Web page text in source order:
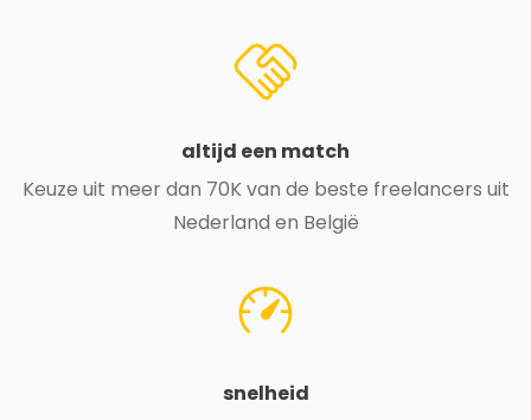
altijd een match
Keuze uit meer dan 70K van de beste freelancers uit
Nederland en België
snelheid